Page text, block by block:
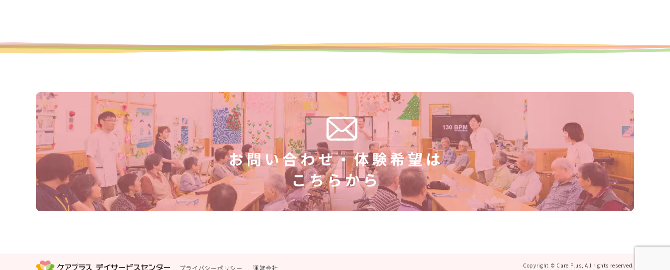
プライバシーポリシー 運営会社 Copyright © Care Plus, All rights reserved.